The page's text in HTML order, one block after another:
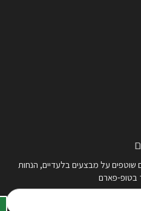
על מבצעים בלעדיים, הנחות
בטופ-פארם